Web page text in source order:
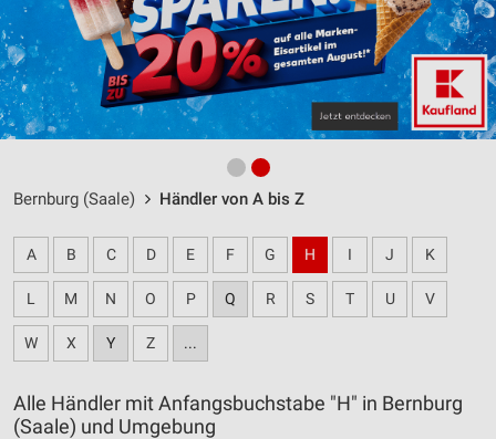
Bernburg (Saale) Händler von A bis Z
A B C D E F G H I J K
L M N O P Q R S T U V
W X Y Z ...
Alle Händler mit Anfangsbuchstabe "H" in Bernburg
(Saale) und Umgebung